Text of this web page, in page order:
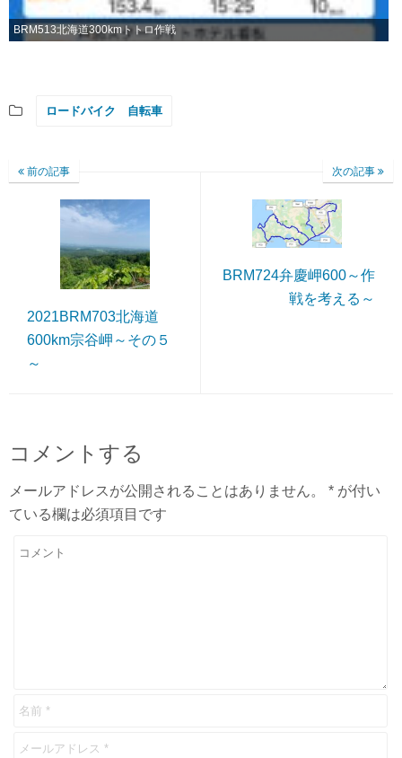
BRM513北海道300kmトトロ作戦
ロードバイク 自転車
前の記事
2021BRM703北海道
600km宗谷岬～その５
～
次の記事
BRM724弁慶岬600～作
戦を考える～
コメントする
メールアドレスが公開されることはありません。 * が付い
ている欄は必須項目です